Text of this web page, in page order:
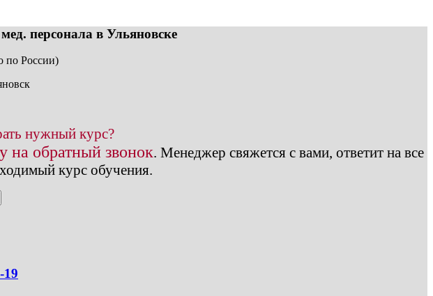
персонала в Ульяновске
по России)
нужный курс?
на обратный звонок. Менеджер свяжется с вами, ответит на все
курс обучения.
19